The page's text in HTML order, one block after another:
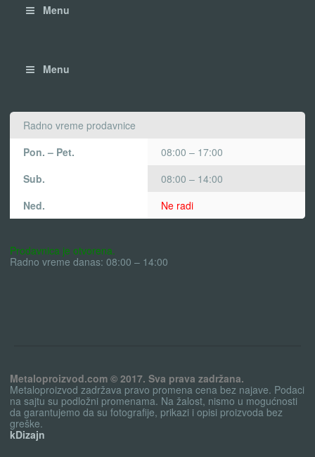
Menu
Menu
Radno vreme prodavnice
Pon. – Pet.
08:00 – 17:00
Sub.
08:00 – 14:00
Ned.
Ne radi
Prodavnica je otvorena.
Radno vreme danas: 08:00 – 14:00
Metaloproizvod.com © 2017. Sva prava zadržana.
Metaloproizvod zadržava pravo promena cena bez najave. Podaci
na sajtu su podložni promenama. Na žalost, nismo u mogućnosti
da garantujemo da su fotografije, prikazi i opisi proizvoda bez
greške.
kDizajn